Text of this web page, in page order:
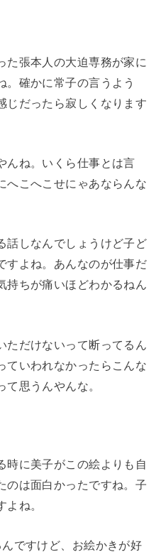
た張本人の大迫専務が家に
。確かに常子の言うよう
じだったら寂しくなります
んね。いくら仕事とは言
へこへこせにゃあならんな
話しなんでしょうけど子ど
すよね。あんなのが仕事だ
持ちが痛いほどわかるねん
ただけないって断ってるん
ていわれなかったらこんな
思うんやんな。
時に美子がこの絵よりも自
のは面白かったですね。子
ね。
ですけど、お絵かきが好